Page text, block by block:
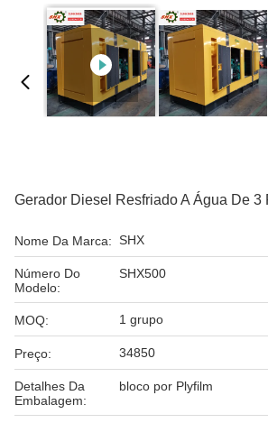
Gerador Diesel Resfriado A Água De 3
Nome Da Marca: SHX
Número Do
Modelo:
SHX500
MOQ: 1 grupo
Preço: 34850
Detalhes Da
Embalagem:
bloco por Plyfilm